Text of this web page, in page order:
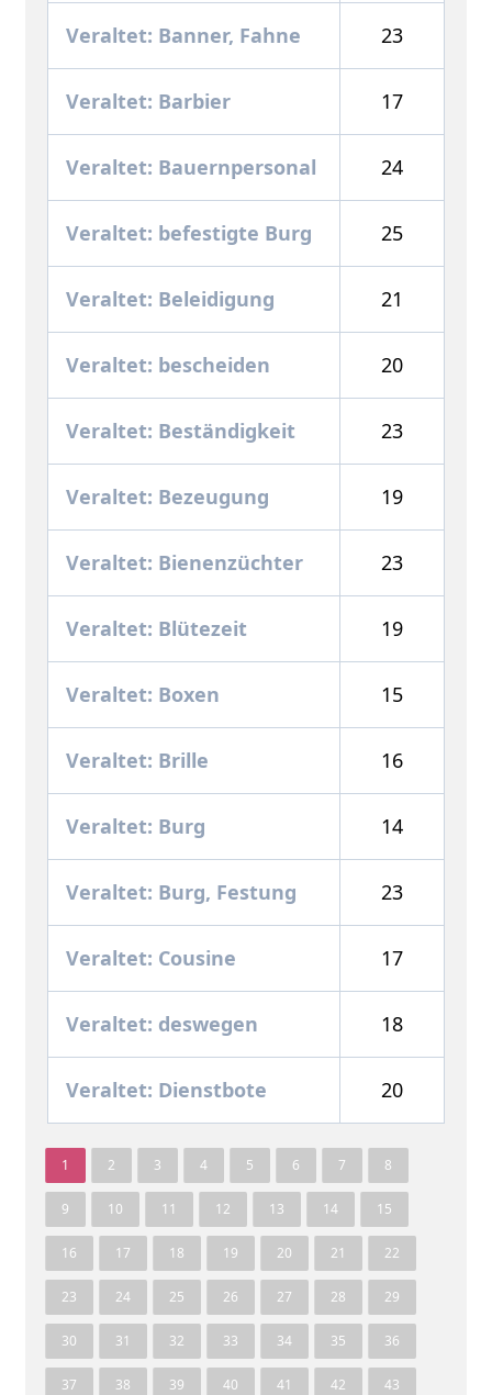
Veraltet: Banner, Fahne 23
Veraltet: Barbier 17
Veraltet: Bauernpersonal 24
Veraltet: befestigte Burg 25
Veraltet: Beleidigung 21
Veraltet: bescheiden 20
Veraltet: Beständigkeit 23
Veraltet: Bezeugung 19
Veraltet: Bienenzüchter 23
Veraltet: Blütezeit 19
Veraltet: Boxen 15
Veraltet: Brille 16
Veraltet: Burg 14
Veraltet: Burg, Festung 23
Veraltet: Cousine 17
Veraltet: deswegen 18
Veraltet: Dienstbote 20
1 2 3 4 5 6 7 8
9 10 11 12 13 14 15
16 17 18 19 20 21 22
23 24 25 26 27 28 29
30 31 32 33 34 35 36
37 38 39 40 41 42 43